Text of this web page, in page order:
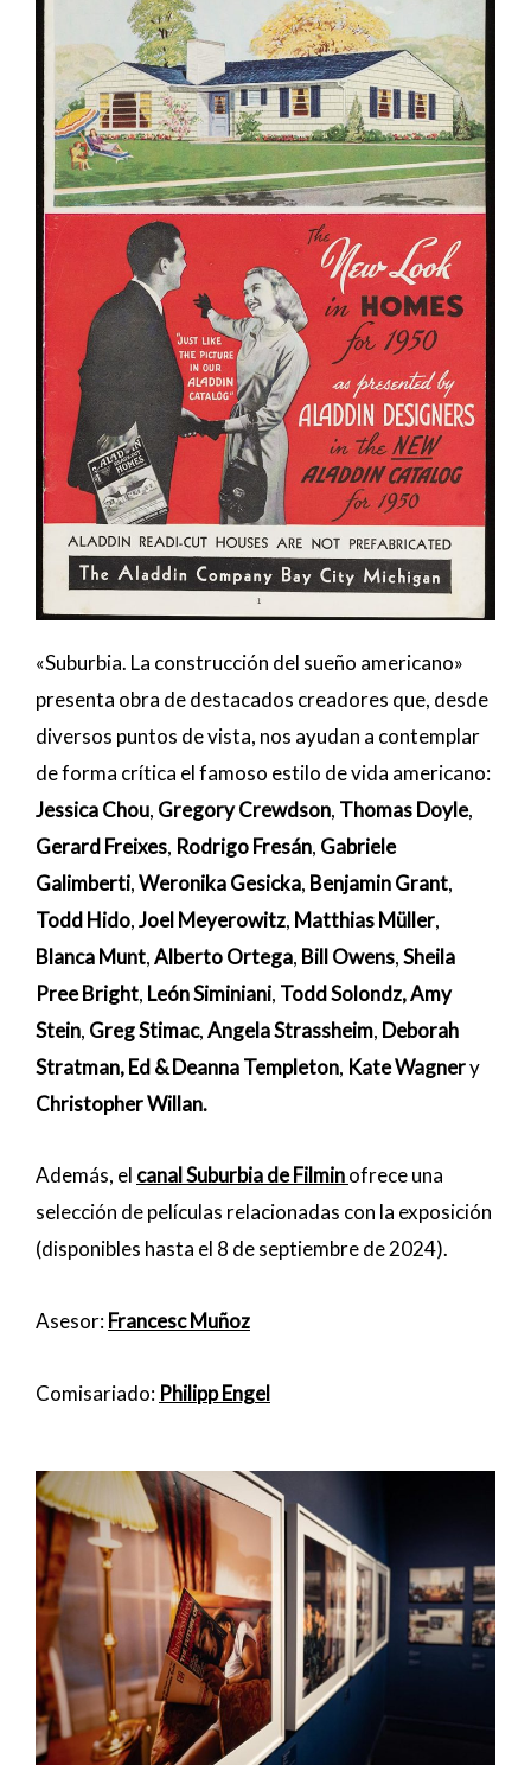
«Suburbia. La construcción del sueño americano»
presenta obra de destacados creadores que, desde
diversos puntos de vista, nos ayudan a contemplar
de forma crítica el famoso estilo de vida americano:
Jessica Chou, Gregory Crewdson, Thomas Doyle,
Gerard Freixes, Rodrigo Fresán, Gabriele
Galimberti,Weronika Gesicka, Benjamin Grant,
Todd Hido,Joel Meyerowitz, Matthias Müller,
Blanca Munt,Alberto Ortega, Bill Owens,Sheila
Pree Bright, León Siminiani, Todd Solondz, Amy
Stein, Greg Stimac,Angela Strassheim, Deborah
Stratman, Ed & Deanna Templeton, Kate Wagnery
Christopher Willan.
Además, el canal Suburbia de Filminofrece una
selección de películas relacionadas con la exposición
(disponibles hasta el 8 de septiembre de 2024).
Asesor:Francesc Muñoz
Comisariado: Philipp Engel